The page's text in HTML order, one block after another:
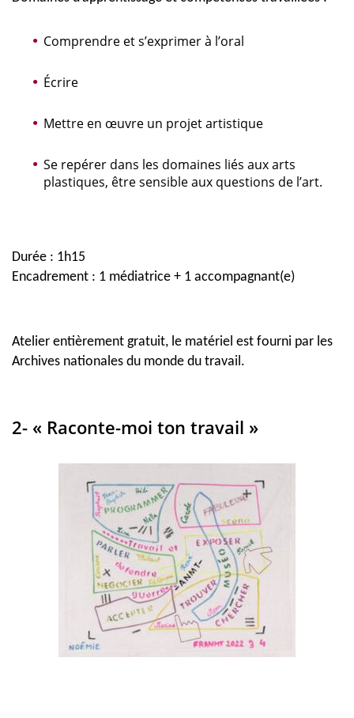
Comprendre et s’exprimer à l’oral
Écrire
Mettre en œuvre un projet artistique
Se repérer dans les domaines liés aux arts
plastiques, être sensible aux questions de l’art.
Durée : 1h15
Encadrement : 1 médiatrice + 1 accompagnant(e)
Atelier entièrement gratuit, le matériel est fourni par les
Archives nationales du monde du travail.
2- « Raconte-moi ton travail »